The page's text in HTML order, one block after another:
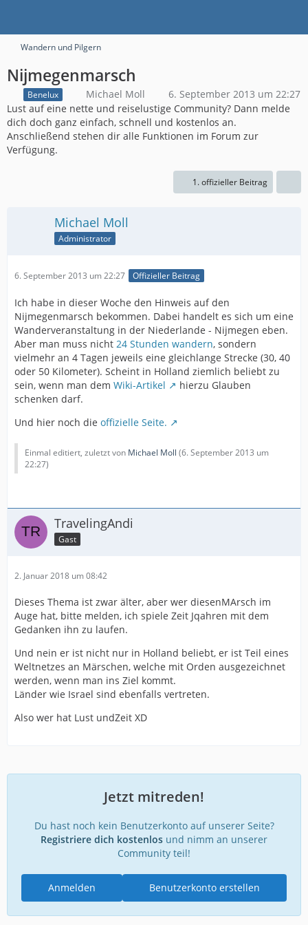
Wandern und Pilgern
Nijmegenmarsch
Benelux Michael Moll
6. September 2013 um 22:27
Lust auf eine nette und reiselustige Community? Dann melde
dich doch ganz einfach, schnell und kostenlos an.
Anschließend stehen dir alle Funktionen im Forum zur
Verfügung.
1. offizieller Beitrag
Michael Moll
Administrator
6. September 2013 um 22:27 Offizieller Beitrag
Ich habe in dieser Woche den Hinweis auf den
Nijmegenmarsch bekommen. Dabei handelt es sich um eine
Wanderveranstaltung in der Niederlande - Nijmegen eben.
Aber man muss nicht 24 Stunden wandern, sondern
vielmehr an 4 Tagen jeweils eine gleichlange Strecke (30, 40
oder 50 Kilometer). Scheint in Holland ziemlich beliebt zu
sein, wenn man dem Wiki-Artikel
hierzu Glauben
schenken darf.
Und hier noch die offizielle Seite.
Einmal editiert, zuletzt von Michael Moll (6. September 2013 um
22:27)
TravelingAndi
Gast
2. Januar 2018 um 08:42
Dieses Thema ist zwar älter, aber wer diesenMArsch im
Auge hat, bitte melden, ich spiele Zeit Jqahren mit dem
Gedanken ihn zu laufen.
Und nein er ist nicht nur in Holland beliebt, er ist Teil eines
Weltnetzes an Märschen, welche mit Orden ausgezeichnet
werden, wenn man ins Ziel kommt.
Länder wie Israel sind ebenfalls vertreten.
Also wer hat Lust undZeit XD
Jetzt mitreden!
Du hast noch kein Benutzerkonto auf unserer Seite?
Registriere dich kostenlos und nimm an unserer
Community teil!
Benutzerkonto erstellen
Anmelden